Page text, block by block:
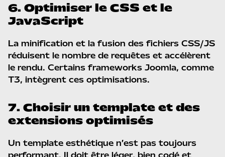
6. Optimiser le CSS et le
JavaScript
La minification et la fusion des fichiers CSS/JS
réduisent le nombre de requêtes et accélèrent
le rendu. Certains frameworks Joomla, comme
T3, intègrent ces optimisations.
7. Choisir un template et des
extensions optimisés
Un template esthétique n’est pas toujours